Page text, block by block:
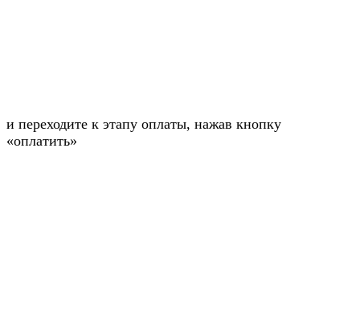
и переходите к этапу оплаты, нажав кнопку
«оплатить»